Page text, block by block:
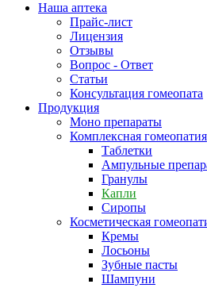
Наша аптека
Прайс-лист
Лицензия
Отзывы
Вопрос - Ответ
Статьи
Консультация гомеопата
Продукция
Моно препараты
Комплексная гомеопатия
Таблетки
Ампульные
Гранулы
Капли
Сиропы
Косметическая
Кремы
Лосьоны
Зубные пасты
Шампуни